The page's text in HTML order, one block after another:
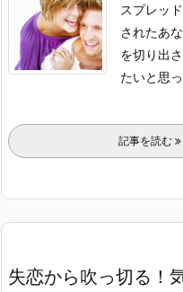
スプレッ
されたあ
を切り出
たいと思
記事を読む
失恋から吹っ切る！